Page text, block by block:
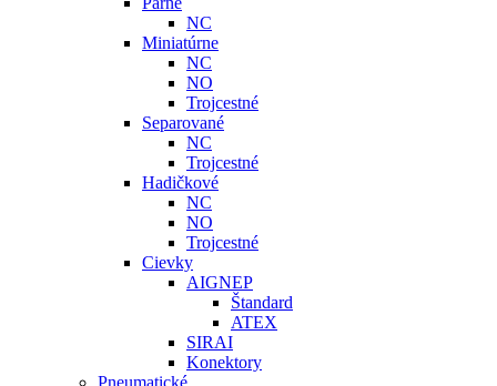
NC
Miniatúrne
NC
NO
Trojcestné
Separované
NC
Trojcestné
Hadičkové
NC
NO
Trojcestné
Cievky
AIGNEP
Štandard
ATEX
SIRAI
Konektory
Pneumatické